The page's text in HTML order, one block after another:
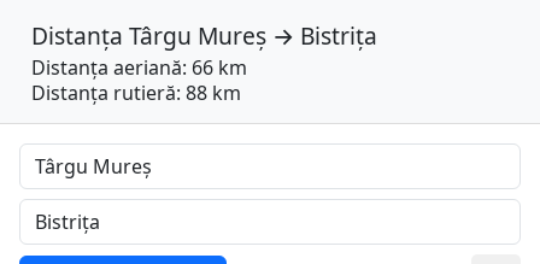
Distanța Târgu Mureș → Bistrița
Distanța aeriană: 66 km
Distanța rutieră: 88 km